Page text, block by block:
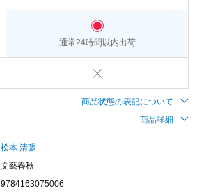
通常24時間以内出荷
商品状態の表記について
商品詳細
松本 清張
文藝春秋
9784163075006